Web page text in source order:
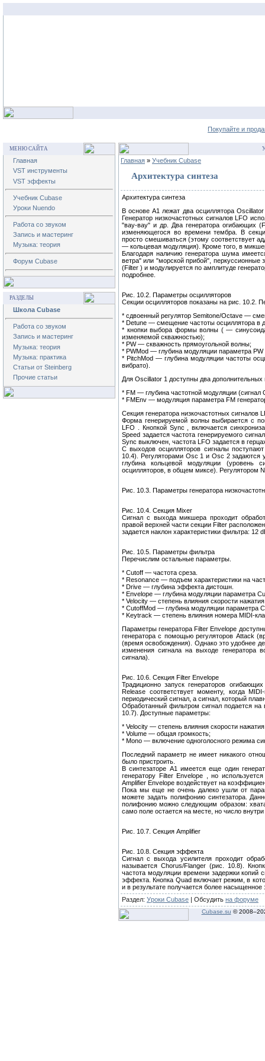
Покупайте и
МЕНЮ САЙТА
Главная
VST инструменты
VST эффекты
Учебник Cubase
Уроки Nuendo
Работа со звуком
Запись и мастеринг
Музыка: теория
Форум Cubase
РАЗДЕЛЫ
Школа Cubase
Работа со звуком
Запись и мастеринг
Музыка: теория
Музыка: практика
Статьи от Steinberg
Прочие статьи
Главная » Учебник Cubase
Архитектура синтеза
Архитектура синтеза
В основе А1 лежат два осциллятора
Генератор низкочастотных сигналов LFO
"вау-вау" и др. Два генератора огибающих
изменяющегося во времени тембра. В
просто смешиваться (этому соответствует
— кольцевая модуляция). Кроме того, в
Благодаря наличию генератора шума
ветра" или "морской прибой",
(Filter ) и модулируется по амплитуде
подробнее.
Рис. 10.2. Параметры осцилляторов
Секции осцилляторов показаны на рис. 10.2.
* сдвоенный регулятор Semitone/Octave —
* Detune — смещение частоты осциллятора в
* кнопки выбора формы волны ( —
изменяемой скважностью);
* PW — скважность прямоугольной волны;
* PWMod — глубина модуляции параметра
* PitchMod — глубина модуляции частоты
вибрато).
Для Oscillator 1 доступны два дополнительных
* FM — глубина частотной модуляции
* FMEnv — модуляция параметра FM
Секция генератора низкочастотных сигналов
Форма генерируемой волны выбирается с
LFO . Кнопкой Sync , включается
Speed задается частота генерируемого
Sync выключен, частота LFO задается в
С выходов осцилляторов сигналы
10.4). Регуляторами Osc 1 и Osc 2 задаются
глубина кольцевой модуляции (уровень
осцилляторов, в общем миксе). Регулятором
Рис. 10.3. Параметры генератора
Рис. 10.4. Секция Mixer
Сигнал с выхода микшера проходит
правой верхней части секции Filter
задается наклон характеристики фильтра: 12
Рис. 10.5. Параметры фильтра
Перечислим остальные параметры.
* Cutoff — частота среза.
* Resonance — подъем характеристики на
* Drive — глубина эффекта дистошн.
* Envelope — глубина модуляции параметра
* Velocity — степень влияния скорости
* CutoffMod — глубина модуляции параметра
* Keytrack — степень влияния номера MIDI-
Параметры генератора Filter Envelope
генератора с помощью регуляторов Attack
(время освобождения). Однако это удобнее
изменения сигнала на выходе генератора
сигнала).
Рис. 10.6. Секция Filter Envelope
Традиционно запуск генераторов
Release соответствует моменту, когда
периодический сигнал, а сигнал, который
Обработанный фильтром сигнал подается на
10.7). Доступные параметры:
* Velocity — степень влияния скорости
* Volume — общая громкость;
* Mono — включение одноголосного режима
Последний параметр не имеет никакого
было пристроить.
В синтезаторе А1 имеется еще один
генератору Filter Envelope , но
Amplifier Envelope воздействует на
Пока мы еще не очень далеко ушли от
можете задать полифонию синтезатора.
полифонию можно следующим образом:
само поле остается на месте, но число
Рис. 10.7. Секция Amplifier
Рис. 10.8. Секция эффекта
Сигнал с выхода усилителя проходит
называется Chorus/Flanger (рис. 10.8).
частота модуляции времени задержки копий
эффекта. Кнопка Quad включает режим, в
и в результате получается более насыщенное
Раздел: Уроки Cubase | Обсудить на форуме
Cubase.su © 2008–